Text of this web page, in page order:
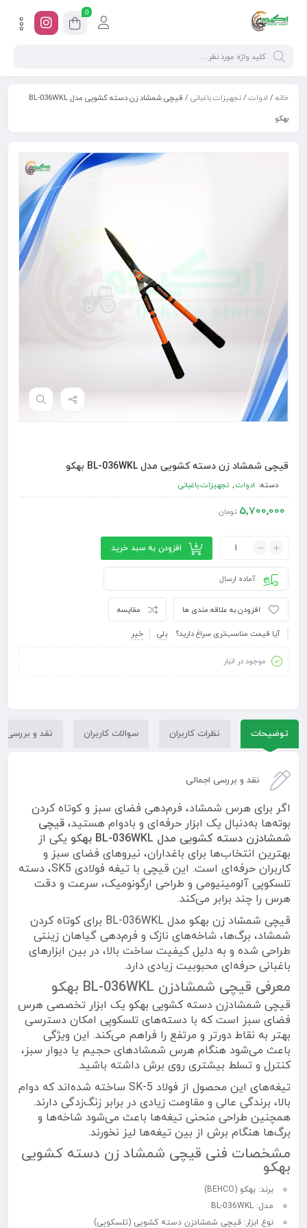
0
خانه / ادوات /تجهیزات باغبانی
/ قیچی شمشاد زن دسته کشویی مدل BL-036WKL
بهکو
قیچی شمشاد زن دسته کشویی مدل BL-036WKL بهکو
دسته: ادوات, تجهیزات باغبانی
5,700,000 تومان
افزودن به سبد خرید
آماده ارسال
مقایسه افزودن به علاقه مندی ها
آیا قیمت مناسب‌تری سراغ دارید؟ بلی خیر
موجود در انبار
توضیحات نظرات کاربران سوالات کاربران نقد و بررسی
نقد و بررسی اجمالی
اگر برای هرس شمشاد، فرم‌دهی فضای سبز و کوتاه کردن
بوته‌ها به‌دنبال یک ابزار حرفه‌ای و بادوام هستید، قیچی
شمشادزن دسته کشویی مدل BL-036WKL بهکو
یکی از
بهترین انتخاب‌ها برای باغداران، نیروهای فضای سبز و
کاربران حرفه‌ای است. این قیچی با تیغه فولادی SK5، دسته
تلسکوپی آلومینیومی و طراحی ارگونومیک، سرعت و دقت
هرس را چند برابر می‌کند.
قیچی شمشاد زن بهکو مدل BL-036WKL برای کوتاه کردن
شمشاد، برگ‌ها، شاخه‌های نازک و فرم‌دهی گیاهان زینتی
طراحی شده و به دلیل کیفیت ساخت بالا، در بین ابزارهای
باغبانی حرفه‌ای محبوبیت زیادی دارد.
معرفی قیچی شمشادزن BL-036WKL بهکو
قیچی شمشادزن دسته کشویی بهکو یک ابزار تخصصی هرس
فضای سبز است که با دسته‌های تلسکوپی امکان دسترسی
بهتر به نقاط دورتر و مرتفع را فراهم می‌کند. این ویژگی
باعث می‌شود هنگام هرس شمشادهای حجیم یا دیوار سبز،
کنترل و تسلط بیشتری روی برش داشته باشید.
تیغه‌های این محصول از فولاد SK-5 ساخته شده‌اند که دوام
بالا، برندگی عالی و مقاومت زیادی در برابر زنگ‌زدگی دارند.
همچنین طراحی منحنی تیغه‌ها باعث می‌شود شاخه‌ها و
برگ‌ها هنگام برش از بین تیغه‌ها لیز نخورند.
مشخصات فنی قیچی شمشاد زن دسته کشویی
بهکو
برند: بهکو (BEHCO)
مدل: BL-036WKL
نوع ابزار: قیچی شمشادزن دسته کشویی (تلسکوپی)